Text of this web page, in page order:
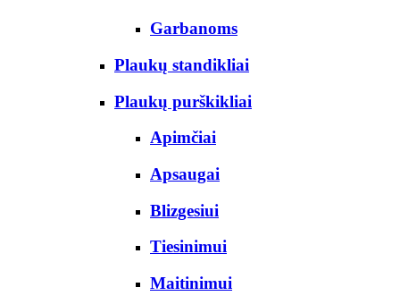
Garbanoms
Plaukų standikliai
Plaukų purškikliai
Apimčiai
Apsaugai
Blizgesiui
Tiesinimui
Maitinimui